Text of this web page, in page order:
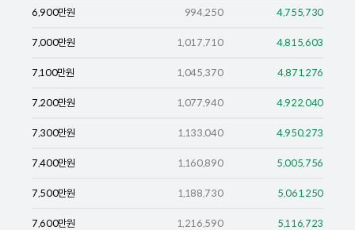
6,900만원 994,250 4,755,730
7,000만원 1,017,710 4,815,603
7,100만원 1,045,370 4,871,276
7,200만원 1,077,940 4,922,040
7,300만원 1,133,040 4,950,273
7,400만원 1,160,890 5,005,756
7,500만원 1,188,730 5,061,250
7,600만원 1,216,590 5,116,723